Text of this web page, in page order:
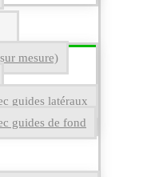
mesure)
guides latéraux
guides de fond